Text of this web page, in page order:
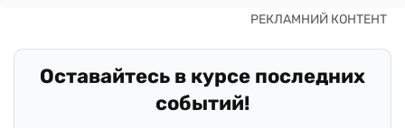
Оставайтесь в курсе последних
событий!